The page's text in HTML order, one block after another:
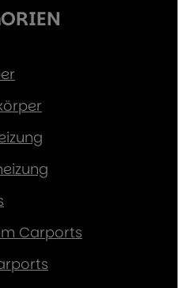
Carports